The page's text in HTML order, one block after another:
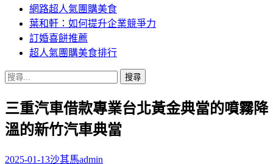
網路超人氣團購美食
葉和軒：如何提升企業競爭力
訂婚喜餅推薦
超人氣團購美食排行
搜
關
鍵
字:
三重汽車借款專業台北黃金典當的噴霧降
溫的新竹汽車典當
2025-01-13沙其馬admin